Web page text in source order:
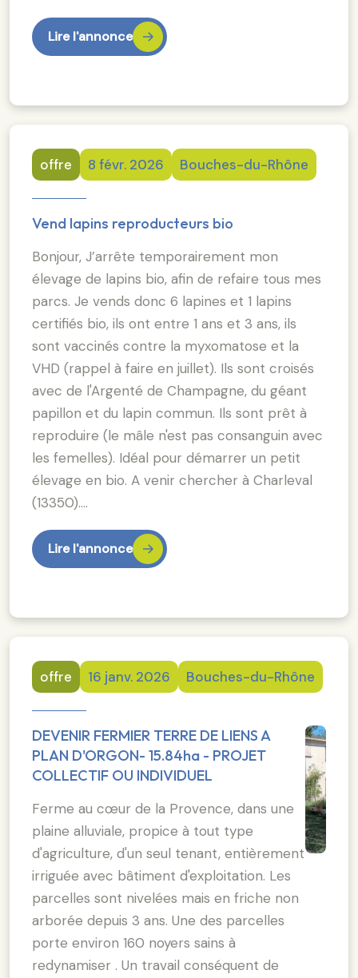
Lire l'annonce
offre 8 févr. 2026 Bouches-du-Rhône
Vend lapins reproducteurs bio
Bonjour, J’arrête temporairement mon
élevage de lapins bio, afin de refaire tous mes
parcs. Je vends donc 6 lapines et 1 lapins
certifiés bio, ils ont entre 1 ans et 3 ans, ils
sont vaccinés contre la myxomatose et la
VHD (rappel à faire en juillet). Ils sont croisés
avec de l'Argenté de Champagne, du géant
papillon et du lapin commun. Ils sont prêt à
reproduire (le mâle n'est pas consanguin avec
les femelles). Idéal pour démarrer un petit
élevage en bio. A venir chercher à Charleval
(13350).…
Lire l'annonce
offre 16 janv. 2026 Bouches-du-Rhône
DEVENIR FERMIER TERRE DE LIENS A
PLAN D'ORGON- 15.84ha - PROJET
COLLECTIF OU INDIVIDUEL
Ferme au cœur de la Provence, dans une
plaine alluviale, propice à tout type
d'agriculture, d'un seul tenant, entièrement
irriguée avec bâtiment d'exploitation. Les
parcelles sont nivelées mais en friche non
arborée depuis 3 ans. Une des parcelles
porte environ 160 noyers sains à
redynamiser . Un travail conséquent de